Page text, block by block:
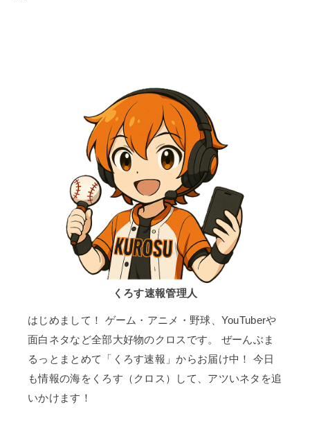
くろす速報管理人
はじめまして！ ゲーム・アニメ・野球、YouTuberや
面白ネタなど全部大好物のクロスです。 ぜーんぶま
るっとまとめて「くろす速報」からお届け中！ 今日
も情報の海をくろす（クロス）して、アツいネタを追
いかけます！